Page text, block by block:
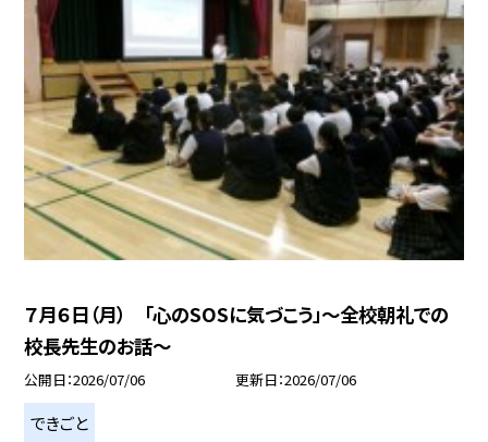
７月６日（月） 「心のSOSに気づこう」～全校朝礼での
校長先生のお話～
公開日 2026/07/06 更新日 2026/07/06
できごと